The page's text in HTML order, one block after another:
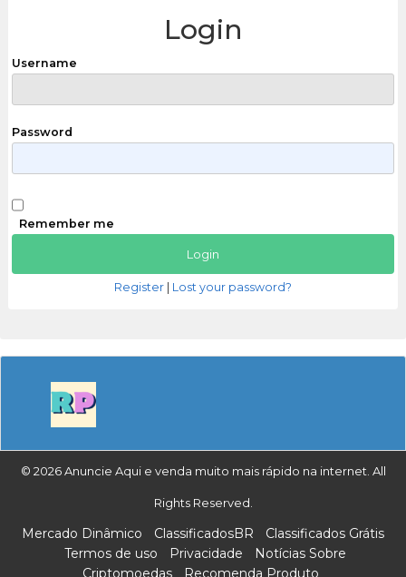
Login
Username
Password
Remember me
Register Lost your password?
© 2026 Anuncie Aqui e venda muito mais rápido na internet. All
Rights Reserved.
Mercado Dinâmico ClassificadosBR
Classificados Grátis
Termos de uso
Privacidade
Notícias Sobre
Criptomoedas
Recomenda Produto